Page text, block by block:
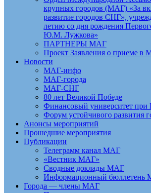
крупных городов (МАГ) «За
развитие городов СНГ»,
летию со дня рождения
Ю.М. Лужкова»
ПАРТНЕРЫ МАГ
Проект Заявления о приеме в
Новости
МАГ-инфо
МАГ-города
МАГ-СНГ
80 лет Великой Победе
Финансовый университет при
Форум устойчивого развития
Анонсы мероприятий
Прошедшие мероприятия
Публикации
Телеграмм канал МАГ
«Вестник МАГ»
Сводные доклады МАГ
Информационный бюллетень
Города — члены МАГ